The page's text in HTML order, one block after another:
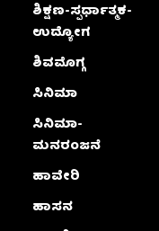
ಶಿಕ್ಷಣ-ಸ್ಪರ್ಧಾತ್ಮಕ-
ಉದ್ಯೋಗ
ಶಿವಮೊಗ್ಗ
ಸಿನಿಮಾ
ಸಿನಿಮಾ-
ಮನರಂಜನೆ
ಹಾವೇರಿ
ಹಾಸನ